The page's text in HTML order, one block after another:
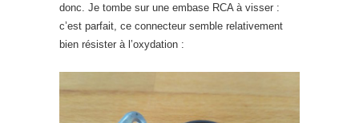
donc. Je tombe sur une embase RCA à visser :
c’est parfait, ce connecteur semble relativement
bien résister à l’oxydation :